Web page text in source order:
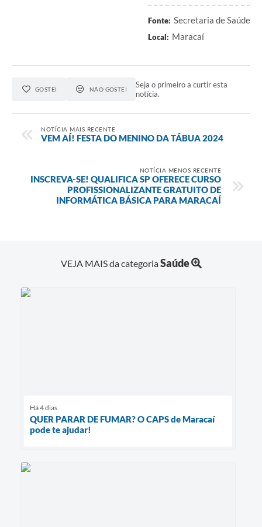
Fonte: Secretaria de Saúde
Local: Maracaí
GOSTEI NÃO GOSTEI
Seja o primeiro a curtir esta
notícia.
NOTÍCIA MAIS RECENTE
VEM AÍ! FESTA DO MENINO DA TÁBUA 2024
NOTÍCIA MENOS RECENTE
INSCREVA-SE! QUALIFICA SP OFERECE CURSO
PROFISSIONALIZANTE GRATUITO DE
INFORMÁTICA BÁSICA PARA MARACAÍ
VEJA MAIS da categoriaSaúde
Há 4 dias
QUER PARAR DE FUMAR? O CAPS de Maracaí
pode te ajudar!